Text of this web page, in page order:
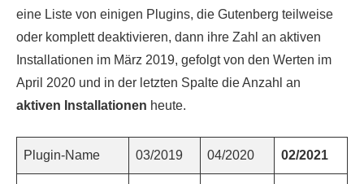
eine Liste von einigen Plugins, die Gutenberg teilweise
oder komplett deaktivieren, dann ihre Zahl an aktiven
Installationen im März 2019, gefolgt von den Werten im
April 2020 und in der letzten Spalte die Anzahl an
aktiven Installationen heute.
Plugin-Name 03/2019 04/2020 02/2021